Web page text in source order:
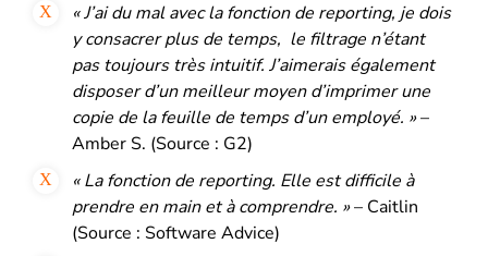
« J’ai du mal avec la fonction de reporting, je dois
y consacrer plus de temps, le filtrage n’étant
pas toujours très intuitif. J’aimerais également
disposer d’un meilleur moyen d’imprimer une
copie de la feuille de temps d’un employé. »–
Amber S. (Source : G2)
« La fonction de reporting. Elle est difficile à
prendre en main et à comprendre. »– Caitlin
(Source : Software Advice)